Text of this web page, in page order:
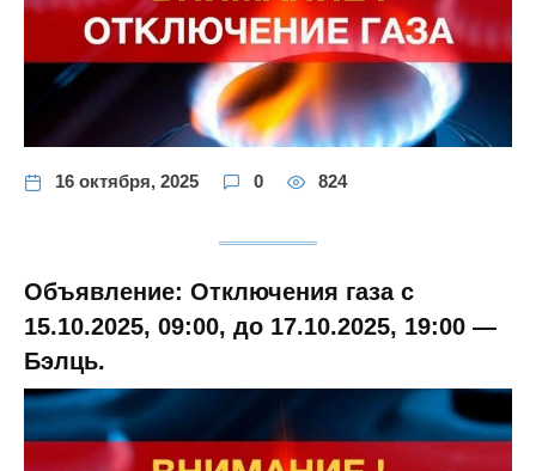
16 октября, 2025 0 824
Объявление: Отключения газа с
15.10.2025, 09:00, до 17.10.2025, 19:00 —
Бэлць.